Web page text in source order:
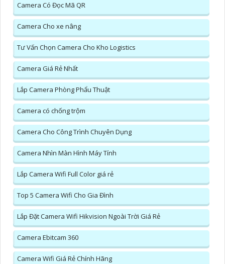
Camera Có Đọc Mã QR
Camera Cho xe nâng
Tư Vấn Chọn Camera Cho Kho Logistics
Camera Giá Rẻ Nhất
Lắp Camera Phòng Phẩu Thuật
Camera có chống trộm
Camera Cho Công Trình Chuyên Dụng
Camera Nhìn Màn Hình Máy Tính
Lắp Camera Wifi Full Color giá rẻ
Top 5 Camera Wifi Cho Gia Đình
Lắp Đặt Camera Wifi Hikvision Ngoài Trời Giá Rẻ
Camera Ebitcam 360
Camera Wifi Giá Rẻ Chính Hãng